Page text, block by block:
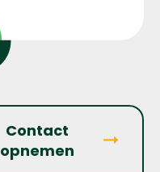
Contact
opnemen